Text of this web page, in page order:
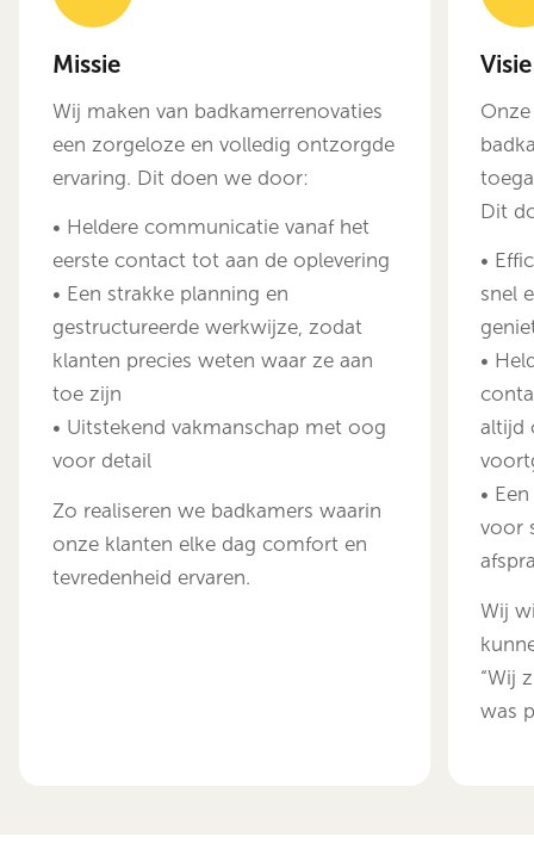
Missie
Wij maken van badkamerrenovaties
een zorgeloze en volledig ontzorgde
ervaring. Dit doen we door:
• Heldere communicatie vanaf het
eerste contact tot aan de oplevering
• Een strakke planning en
gestructureerde werkwijze, zodat
klanten precies weten waar ze aan
toe zijn
• Uitstekend vakmanschap met oog
voor detail
Zo realiseren we badkamers waarin
onze klanten elke dag comfort en
tevredenheid ervaren.
Visie
Dit
•
snel
•
altijd
•
voor
Wij
“Wij
was